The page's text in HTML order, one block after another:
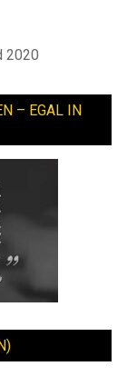
2020
– EGAL IN